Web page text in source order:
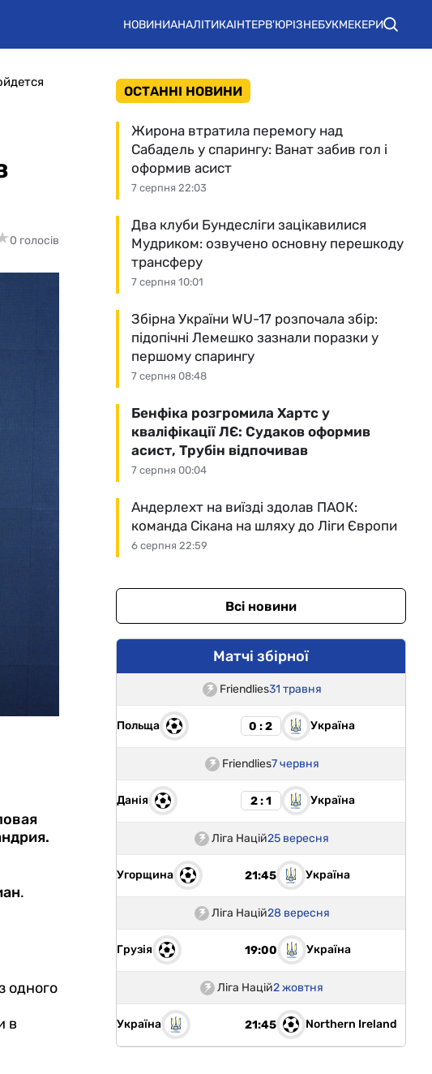
НОВИНИАНАЛІТИКАІНТЕРВ'ЮРІЗНЕБУКМЕКЕРИ
0 голосів
.
одного
в
ОСТАННІ НОВИНИ
7 серпня 22:03
Жирона втратила перемогу над
Сабадель у спарингу: Ванат забив гол і
оформив асист
7 серпня 10:01
Два клуби Бундесліги зацікавилися
Мудриком: озвучено основну перешкоду
трансферу
7 серпня 08:48
Збірна України WU-17 розпочала збір:
підопічні Лемешко зазнали поразки у
першому спарингу
7 серпня 00:04
Бенфіка розгромила Хартс у
кваліфікації ЛЄ: Судаков оформив
асист, Трубін відпочивав
6 серпня 22:59
Андерлехт на виїзді здолав ПАОК:
команда Сікана на шляху до Ліги Європи
Всі новини
Матчі збірної
Friendlies31 травня
Польща 0 : 2 Україна
Friendlies7 червня
Данія 2 : 1 Україна
Ліга Націй25 вересня
Угорщина 21:45 Україна
Ліга Націй28 вересня
Грузія 19:00 Україна
Ліга Націй2 жовтня
Україна 21:45 Northern Ireland